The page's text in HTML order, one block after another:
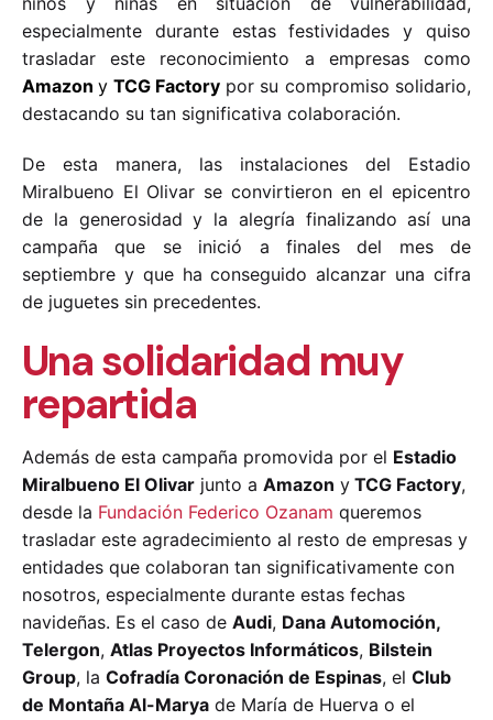
especialmente durante estas festividades y quiso
trasladar este reconocimiento a empresas como
Amazony TCG Factorypor su compromiso solidario,
destacando su tan significativa colaboración.
De esta manera, las instalaciones del Estadio
Miralbueno El Olivar se convirtieron en el epicentro
de la generosidad y la alegría finalizando así una
campaña que se inició a finales del mes de
septiembre y que ha conseguido alcanzar una cifra
de juguetes sin precedentes.
Una solidaridad muy
repartida
Además de esta campaña promovida por el Estadio
Miralbueno El Olivar junto a Amazon y TCG Factory,
desde la Fundación Federico Ozanam queremos
trasladar este agradecimiento al resto de empresas y
entidades que colaboran tan significativamente con
nosotros, especialmente durante estas fechas
navideñas. Es el caso de Audi, Dana Automoción,
Telergon, Atlas Proyectos Informáticos, Bilstein
Group, la Cofradía Coronación de Espinas, el Club
de Montaña Al-Marya de María de Huerva o el